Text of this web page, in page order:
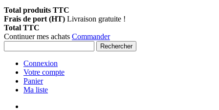
Total produits TTC
Frais de port (HT) Livraison gratuite !
Total TTC
Continuer mes achats Commander
Rechercher
Connexion
Votre compte
Panier
Ma liste